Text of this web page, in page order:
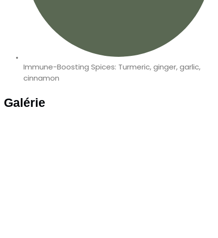
Immune-Boosting Spices: Turmeric, ginger, garlic,
cinnamon
Galérie